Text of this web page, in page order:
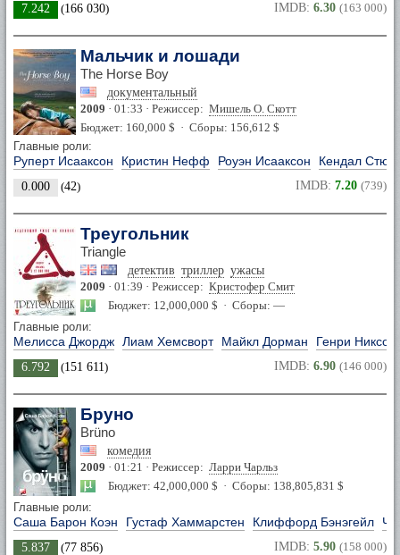
7.242 (166 030) IMDB: 6.30 (163 000)
Мальчик и лошади
The Horse Boy
документальный
2009 · 01:33 · Режиссер: Мишель О. Скотт
Бюджет: 160,000 $ · Сборы: 156,612 $
Главные роли:
Руперт Исааксон Кристин Нефф Роуэн Исааксон Кендал
0.000 (42) IMDB: 7.20 (739)
Треугольник
Triangle
детектив триллер ужасы
2009 · 01:39 · Режиссер: Кристофер Смит
Бюджет: 12,000,000 $ · Сборы: —
Главные роли:
Мелисса Джордж Лиам Хемсворт Майкл Дорман Генри Никсон
6.792 (151 611) IMDB: 6.90 (146 000)
Бруно
Brüno
комедия
2009 · 01:21 · Режиссер: Ларри Чарльз
Бюджет: 42,000,000 $ · Сборы: 138,805,831 $
Главные роли:
Саша Барон Коэн Густаф Хаммарстен Клиффорд Бэнэгейл
5.837 (77 856) IMDB: 5.90 (158 000)